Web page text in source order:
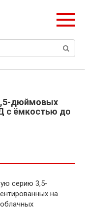
дюймовых
с ёмкостью до
серию 3,5-
на